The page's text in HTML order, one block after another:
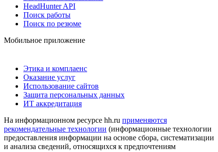
HeadHunter API
Поиск работы
Поиск по резюме
Мобильное приложение
Этика и комплаенс
Оказание услуг
Использование сайтов
Защита персональных данных
ИТ аккредитация
На информационном ресурсе hh.ru применяются
рекомендательные технологии (информационные технологии
предоставления информации на основе сбора, систематизации
и анализа сведений, относящихся к предпочтениям